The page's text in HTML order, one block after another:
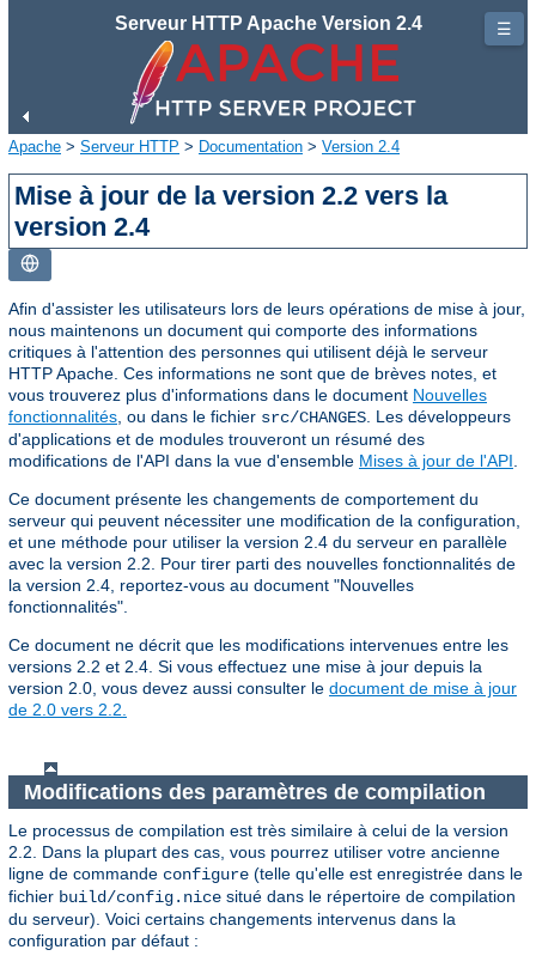
Serveur HTTP Apache Version 2.4
Apache > Serveur HTTP > Documentation > Version 2.4
Mise à jour de la version 2.2 vers la
version 2.4
Afin d'assister les utilisateurs lors de leurs opérations de mise à jour,
nous maintenons un document qui comporte des informations
critiques à l'attention des personnes qui utilisent déjà le serveur
HTTP Apache. Ces informations ne sont que de brèves notes, et
vous trouverez plus d'informations dans le document Nouvelles
fonctionnalités , ou dans le fichier src/CHANGES . Les développeurs
d'applications et de modules trouveront un résumé des
modifications de l'API dans la vue d'ensemble Mises à jour de l'API
Ce document présente les changements de comportement du
serveur qui peuvent nécessiter une modification de la configuration,
et une méthode pour utiliser la version 2.4 du serveur en parallèle
avec la version 2.2. Pour tirer parti des nouvelles fonctionnalités de
la version 2.4, reportez-vous au document "Nouvelles
fonctionnalités".
Ce document ne décrit que les modifications intervenues entre les
versions 2.2 et 2.4. Si vous effectuez une mise à jour depuis la
version 2.0, vous devez aussi consulter le document de mise à jour
de 2.0 vers 2.2.
Modifications des paramètres de compilation
Le processus de compilation est très similaire à celui de la version
2.2. Dans la plupart des cas, vous pourrez utiliser votre ancienne
ligne de commande configure (telle qu'elle est enregistrée dans le
fichier build/config.nice situé dans le répertoire de compilation
du serveur). Voici certains changements intervenus dans la
configuration par défaut :
☰